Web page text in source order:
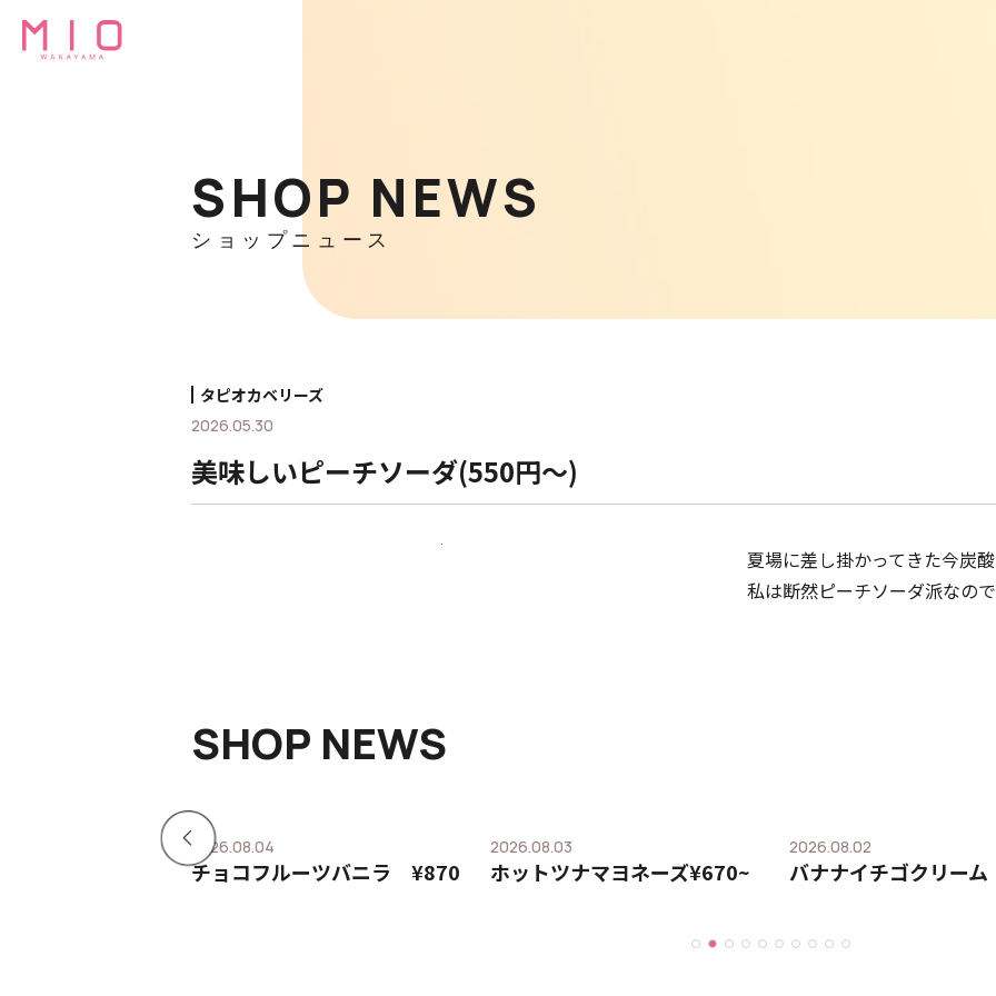
SHOP NEWS
ショップニュース
タピオカベリーズ
2026.05.30
美味しいピーチソーダ(550円〜)
夏場に差し掛かってきた今炭
私は断然ピーチソーダ派なの
SHOP NEWS
2026.08.04
チョコフルーツバニラ ¥870
2026.08.03
ホットツナマヨネーズ¥670~
2026.08.02
バナナイチゴクリー